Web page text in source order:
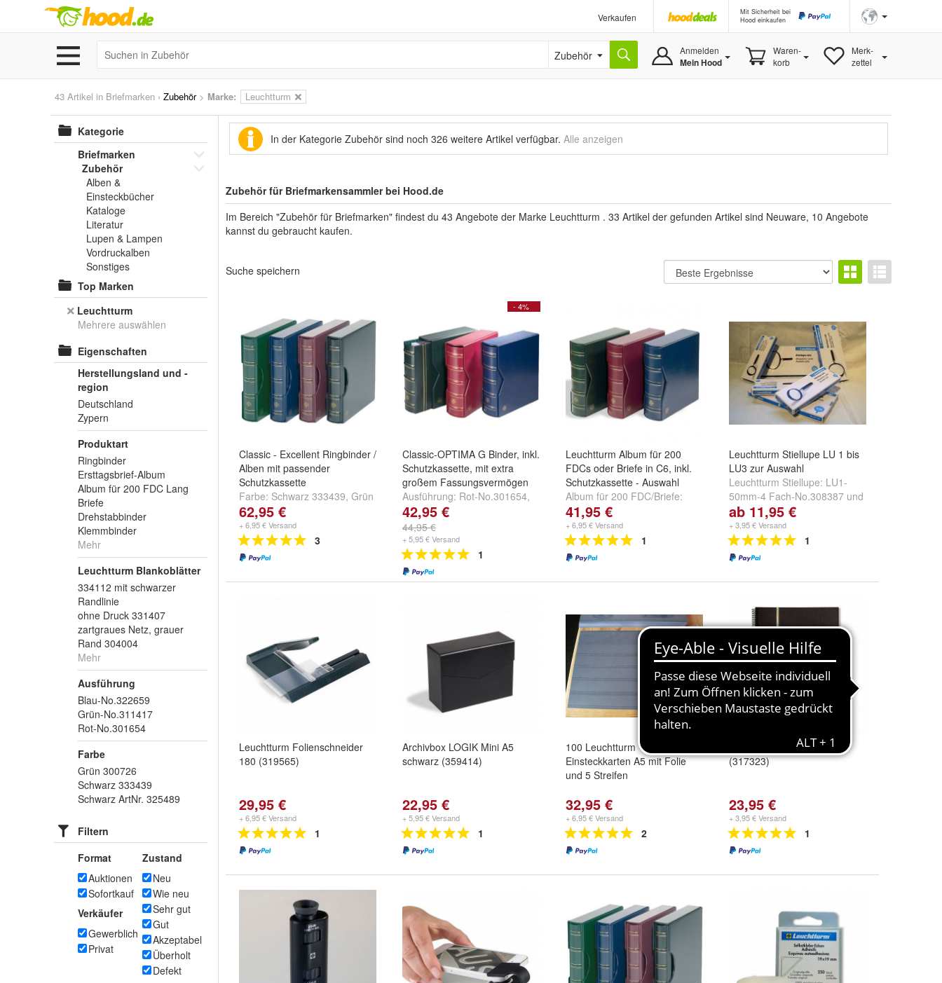
Verkaufen
Mit Sicherheit bei
Hood einkaufen
Zubehör Anmelden
Mein Hood
Waren-
korb
Merk-
zettel
43 Artikel in Briefmarken › Zubehör> Marke: Leuchtturm
Kategorie
Briefmarken
Zubehör
Alben &
Einsteckbücher
Kataloge
Literatur
Lupen & Lampen
Vordruckalben
Sonstiges
Top Marken
Leuchtturm
Mehrere auswählen
Eigenschaften
Herstellungsland und -
region
Deutschland
Zypern
Produktart
Ringbinder
Ersttagsbrief-Album
Album für 200 FDC Lang
Briefe
Drehstabbinder
Klemmbinder
Mehr
Leuchtturm Blankoblätter
334112 mit schwarzer
Randlinie
ohne Druck 331407
zartgraues Netz, grauer
Rand 304004
Mehr
Ausführung
Blau-No.322659
Grün-No.311417
Rot-No.301654
Farbe
Grün 300726
Schwarz 333439
Schwarz ArtNr. 325489
Filtern
Format
Auktionen
Sofortkauf
Verkäufer
Gewerblich
Privat
Zustand
Neu
Wie neu
Sehr gut
Gut
Akzeptabel
Überholt
Defekt
In der Kategorie Zubehör sind noch 326 weitere Artikel verfügbar. Alle anzeigen
Zubehör für Briefmarkensammler bei Hood.de
Im Bereich "Zubehör für Briefmarken" findest du 43 Angebote der Marke Leuchtturm . 33 Artikel der gefunden Artikel sind Neuware, 10 Angebote
kannst du gebraucht kaufen.
Suche speichern
Classic - Excellent Ringbinder /
Alben mit passender
Schutzkassette
Farbe: Schwarz 333439, Grün
300726, Rot 302402
weitere ...
62,95 €
+ 6,95 € Versand
3
- 4%
Classic-OPTIMA G Binder, inkl.
Schutzkassette, mit extra
großem Fassungsvermögen
Ausführung: Rot-No.301654,
Grün-No.311417
No.322659
42,95 €
44,95 €
+ 5,95 € Versand
1
Leuchtturm Album für 200
FDCs oder Briefe in C6, inkl.
Schutzkassette - Auswahl
Album für 200 FDC/Briefe:
Blau Nr. 333112
319991undGrün Nr. 315375
41,95 €
+ 6,95 € Versand
1
Leuchtturm Stiellupe LU 1 bis
LU3 zur Auswahl
Leuchtturm Stiellupe: LU1-
50mm-4 Fach-No.308387 und
LU 2-75mm-3 Fach-
No.337993
ab 11,95 €
+ 3,95 € Versand
1
Leuchtturm Folienschneider
180 (319565)
29,95 €
+ 6,95 € Versand
1
Archivbox LOGIK Mini A5
schwarz (359414)
22,95 €
+ 5,95 € Versand
1
100 Leuchtturm
Einsteckkarten A5 mit Folie
und 5 Streifen
32,95 €
+ 6,95 € Versand
2
Trockenbuch Premium
(317323)
23,95 €
+ 3,95 € Versand
1